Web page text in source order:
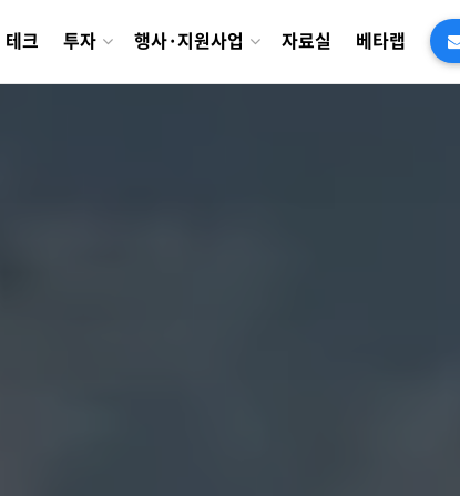
테크 투자 행사·지원사업 자료실 베타랩